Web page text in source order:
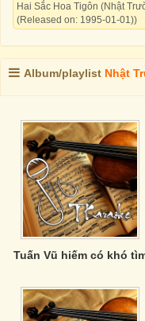
Hai Sắc Hoa Tigôn (Nhật
(Released on: 1995-01-01))
Album/playlist Nhật
Tuấn Vũ hiếm có khó